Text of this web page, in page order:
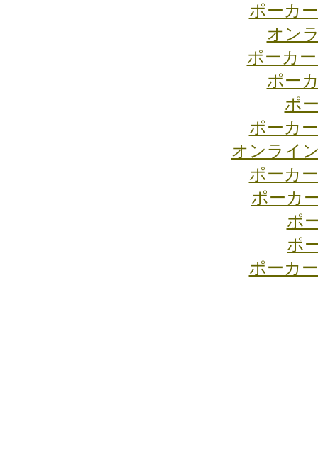
ポーカ
オン
ポーカ
ポー
ポ
ポーカ
オンライ
ポーカ
ポーカ
ポ
ポ
ポーカ